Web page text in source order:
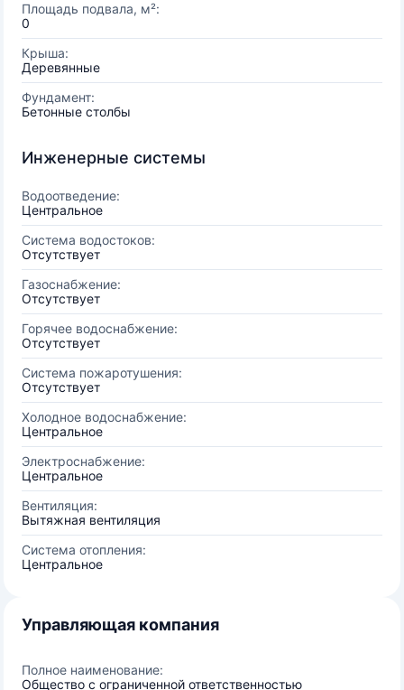
Площадь подвала, м²:
0
Крыша:
Деревянные
Фундамент:
Бетонные столбы
Инженерные системы
Водоотведение:
Центральное
Система водостоков:
Отсутствует
Газоснабжение:
Отсутствует
Горячее водоснабжение:
Отсутствует
Система пожаротушения:
Отсутствует
Холодное водоснабжение:
Центральное
Электроснабжение:
Центральное
Вентиляция:
Вытяжная вентиляция
Система отопления:
Центральное
Управляющая компания
Полное наименование:
Общество с ограниченной ответственностью